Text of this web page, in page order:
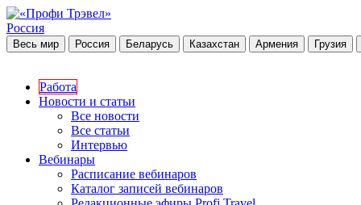
Россия
Весь мир Россия Беларусь Казахстан Армения Грузия
Работа
Новости и статьи
Все новости
Все статьи
Интервью
Вебинары
Расписание вебинаров
Каталог записей вебинаров